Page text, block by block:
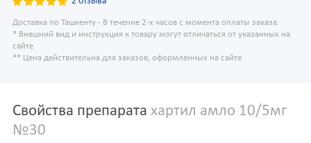
Доставка по Ташкенту - В течение 2-х часов с момента оплаты заказа.
* Внешний вид и инструкция к товару могут отличаться от указанных на
сайте
** Цена действительна для заказов, оформленных на сайте
Свойства препарата хартил амло 10/5мг
№30